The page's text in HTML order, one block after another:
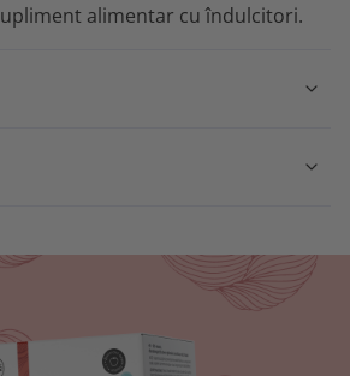
alimentar cu îndulcitori.